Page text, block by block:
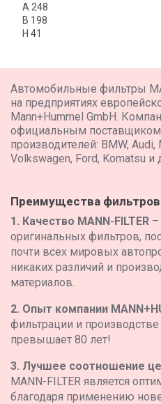
A 248
B 198
H 41
Автомобильные фильтры
на предприятиях
Mann+Hummel GmbH.
официальным
производителей: BMW,
Volkswagen, Ford, Komatsu и
Преимущества фильтров
1. Качество MANN-FILTER –
оригинальных фильтров,
почти всех мировых
никаких различий и
материалов.
2. Опыт компании
фильтрации и
превышает 80 лет!
3. Лучшее соотношение
MANN-FILTER является
благодаря применению